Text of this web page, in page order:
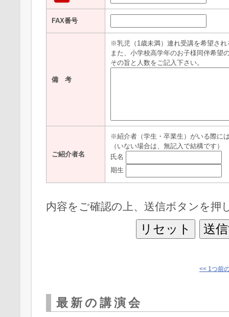
FAX番号
備 考
※乳児（1歳未満）連れ受講を希望され
また、小学校高学年のお子様同伴希望
その旨と人数をご記入下さい。
ご紹介者名
※紹介者（学生・卒業生）がいる際に
（いない場合は、無記入で結構です）
氏名
期生
内容をご確認の上、送信ボタンを押
リセット 送
<< 1つ前
最新の講演会